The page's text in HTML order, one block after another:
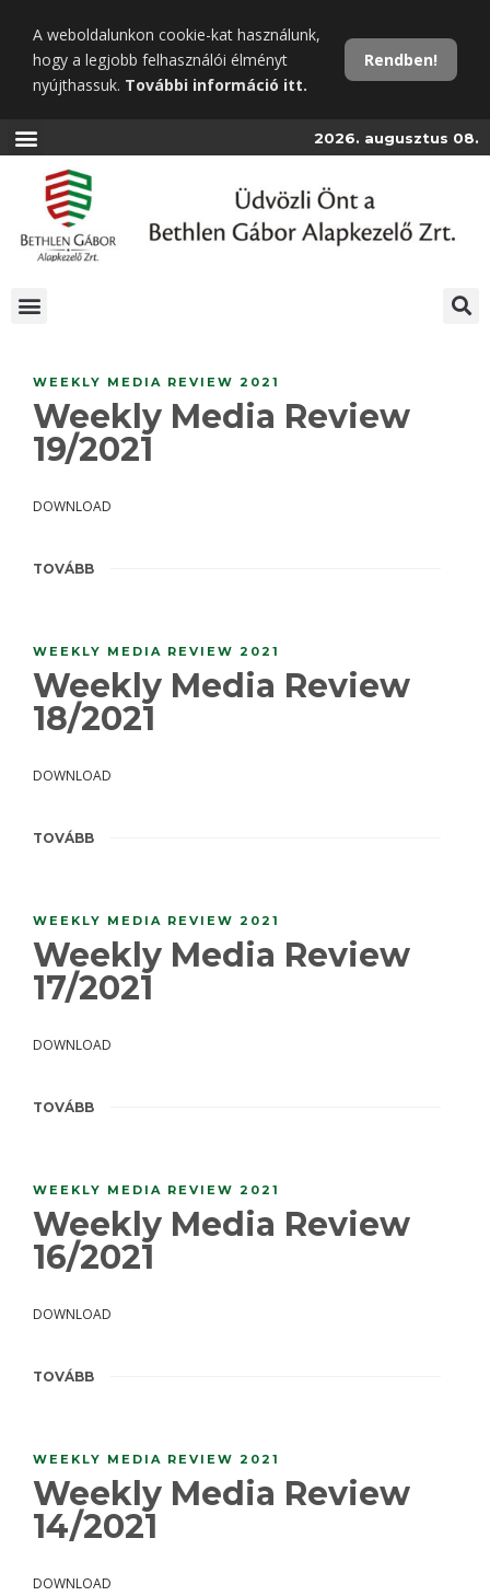
tartalomra
A weboldalunkon cookie-kat használunk,
hogy a legjobb felhasználói élményt
nyújthassuk. További információ itt.
Rendben!
2026. augusztus 08.
WEEKLY MEDIA REVIEW 2021
Weekly Media Review
19/2021
DOWNLOAD
TOVÁBB
WEEKLY MEDIA REVIEW 2021
Weekly Media Review
18/2021
DOWNLOAD
TOVÁBB
WEEKLY MEDIA REVIEW 2021
Weekly Media Review
17/2021
DOWNLOAD
TOVÁBB
WEEKLY MEDIA REVIEW 2021
Weekly Media Review
16/2021
DOWNLOAD
TOVÁBB
WEEKLY MEDIA REVIEW 2021
Weekly Media Review
14/2021
DOWNLOAD